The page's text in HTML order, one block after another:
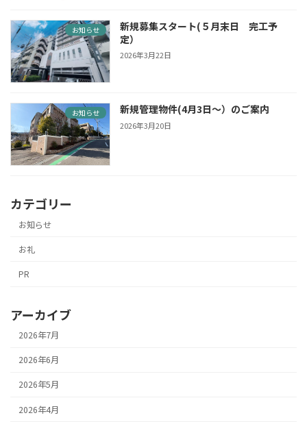
お知らせ
新規募集スタート(５月末日 完工予
定）
2026年3月22日
お知らせ 新規管理物件(4月3日〜）のご案内
2026年3月20日
カテゴリー
お知らせ
お礼
PR
アーカイブ
2026年7月
2026年6月
2026年5月
2026年4月